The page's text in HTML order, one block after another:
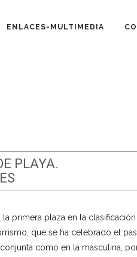
ENLACES-MULTIMEDIA
PLAYA.
primera plaza en la
que se ha celebrado el
como en la masculina,